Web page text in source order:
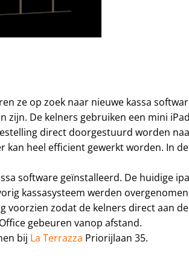
ze op zoek naar nieuwe kassa
zijn. De kelners gebruiken een mini
direct doorgestuurd worden
heel efficient gewerkt worden. In
software geïnstalleerd. De huidige
kassasysteem werden
zodat de kelners direct aan
gebeuren vanop afstand.
bij La Terrazza Priorijlaan 35.